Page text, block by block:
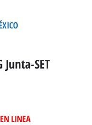
Junta-SET
LINEA